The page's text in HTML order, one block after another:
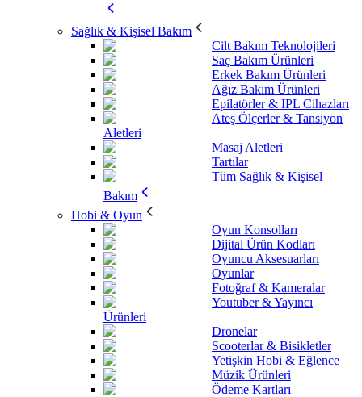
Sağlık & Kişisel Bakım
Cilt Bakım Teknolojileri
Saç Bakım Ürünleri
Erkek Bakım Ürünleri
Ağız Bakım Ürünleri
Epilatörler & IPL Cihazları
Ateş Ölçerler & Tansiyon
Aletleri
Masaj Aletleri
Tartılar
Tüm Sağlık & Kişisel
Bakım
Hobi & Oyun
Oyun Konsolları
Dijital Ürün Kodları
Oyuncu Aksesuarları
Oyunlar
Fotoğraf & Kameralar
Youtuber & Yayıncı
Ürünleri
Dronelar
Scooterlar & Bisikletler
Yetişkin Hobi & Eğlence
Müzik Ürünleri
Ödeme Kartları